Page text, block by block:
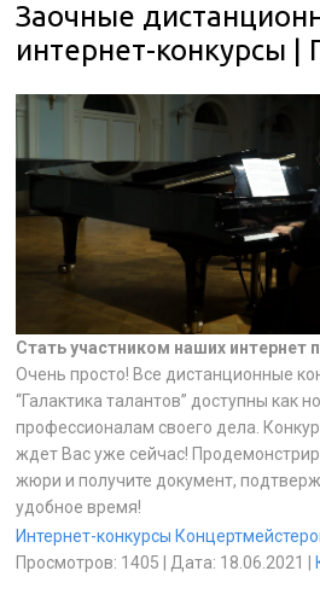
Заочные
интернет-конкурсы |
Стать участником наших интернет
Очень просто! Все дистанционные
“Галактика талантов” доступны как
профессионалам своего дела.
ждет Вас уже сейчас!
жюри и получите документ,
удобное время!
Интернет-конкурсы
Просмотров: 1405 Дата: 18.06.2021